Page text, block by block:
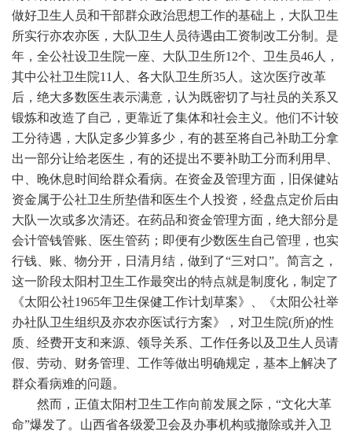
做好卫生人员和干部群众政治思想工作的基础上，大队卫生
所实行亦农亦医，大队卫生人员待遇由工资制改工分制。是
年，全公社设卫生院一座、大队卫生所12个、卫生员46人，
其中公社卫生院11人、各大队卫生所35人。这次医疗改革
后，绝大多数医生表示满意，认为既密切了与社员的关系又
锻炼和改造了自己，更靠近了集体和社会主义。他们不计较
工分待遇，大队定多少算多少，有的甚至将自己补助工分拿
出一部分让给老医生，有的还提出不要补助工分而利用早、
中、晚休息时间给群众看病。在资金及管理方面，旧保健站
资金属于公社卫生所垫借和医生个人投资，经盘点定价后由
大队一次或多次清还。在药品和资金管理方面，绝大部分是
会计管钱管账、医生管药；即便有少数医生自己管理，也实
行钱、账、物分开，日清月结，做到了“三对口”。简言之，
这一阶段太阳村卫生工作最突出的特点就是制度化，制定了
《太阳公社1965年卫生保健工作计划草案》、《太阳公社举
办社队卫生组织及亦农亦医试行方案》，对卫生院(所)的性
质、经费开支和来源、领导关系、工作任务以及卫生人员请
假、劳动、财务管理、工作等做出明确规定，基本上解决了
群众看病难的问题。
然而，正值太阳村卫生工作向前发展之际，“文化大革
命”爆发了。山西省各级爱卫会及办事机构或撤除或并入卫